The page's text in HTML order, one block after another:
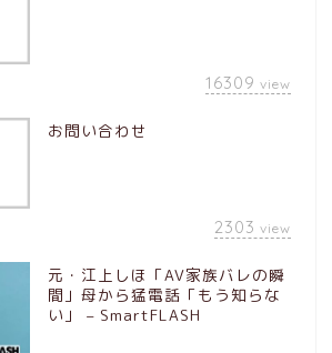
16309 view
お問い合わせ
2303 view
元・江上しほ「AV家族バレの瞬
間」母から猛電話「もう知らな
い」 – SmartFLASH